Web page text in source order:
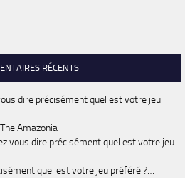
RÉCENTS
dire précisément quel est votre jeu
Amazonia
vous dire précisément quel est votre jeu
quel est votre jeu préféré ?…